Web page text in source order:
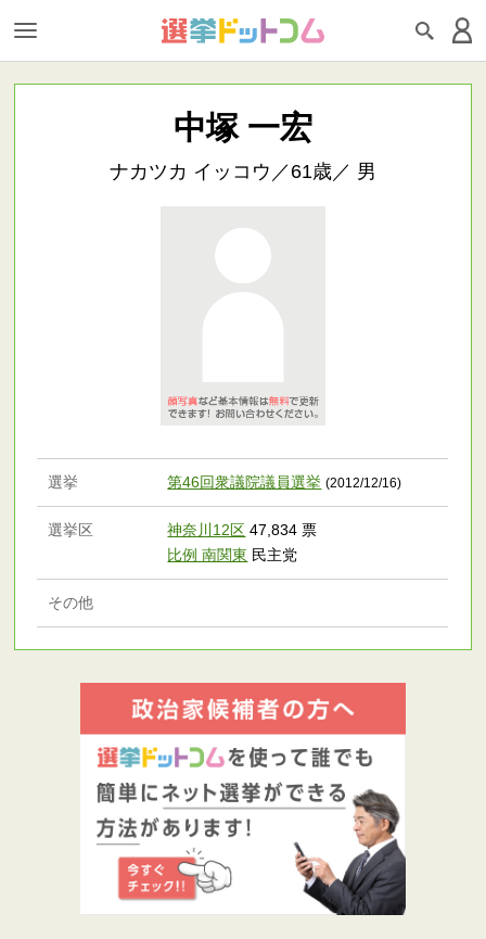
中塚 一宏
ナカツカ イッコウ／61歳／ 男
選挙 第46回衆議院議員選挙 (2012/12/16)
選挙区 神奈川12区 47,834 票
比例 南関東 民主党
その他